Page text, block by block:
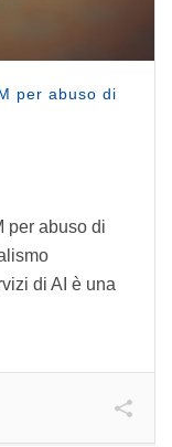
per abuso di
per abuso di
di AI è una